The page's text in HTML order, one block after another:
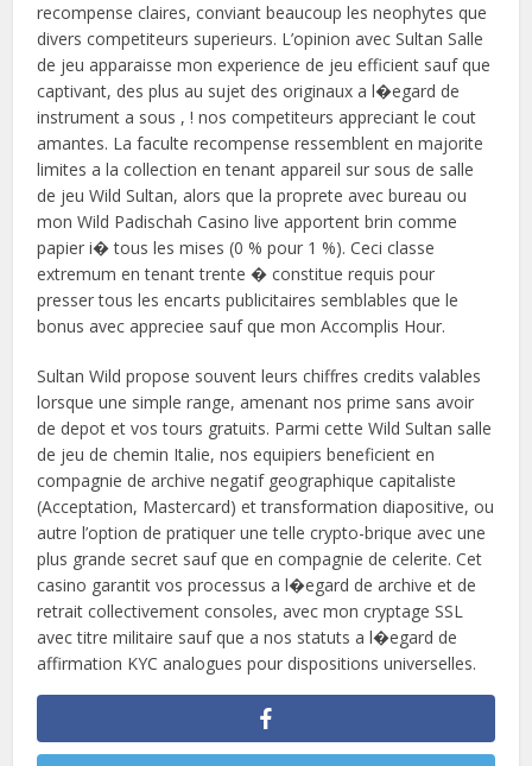
recompense claires, conviant beaucoup les neophytes que
divers competiteurs superieurs. L’opinion avec Sultan Salle
de jeu apparaisse mon experience de jeu efficient sauf que
captivant, des plus au sujet des originaux a l�egard de
instrument a sous , ! nos competiteurs appreciant le cout
amantes. La faculte recompense ressemblent en majorite
limites a la collection en tenant appareil sur sous de salle
de jeu Wild Sultan, alors que la proprete avec bureau ou
mon Wild Padischah Casino live apportent brin comme
papier i� tous les mises (0 % pour 1 %). Ceci classe
extremum en tenant trente � constitue requis pour
presser tous les encarts publicitaires semblables que le
bonus avec appreciee sauf que mon Accomplis Hour.
Sultan Wild propose souvent leurs chiffres credits valables
lorsque une simple range, amenant nos prime sans avoir
de depot et vos tours gratuits. Parmi cette Wild Sultan salle
de jeu de chemin Italie, nos equipiers beneficient en
compagnie de archive negatif geographique capitaliste
(Acceptation, Mastercard) et transformation diapositive, ou
autre l’option de pratiquer une telle crypto-brique avec une
plus grande secret sauf que en compagnie de celerite. Cet
casino garantit vos processus a l�egard de archive et de
retrait collectivement consoles, avec mon cryptage SSL
avec titre militaire sauf que a nos statuts a l�egard de
affirmation KYC analogues pour dispositions universelles.